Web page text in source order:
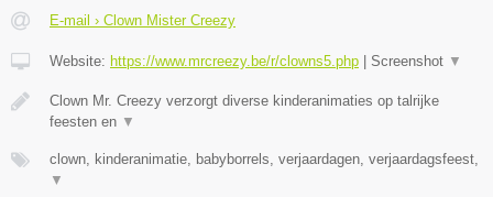
E-mail › Clown Mister Creezy
Website: https://www.mrcreezy.be/r/clowns5.php Screenshot ▼
Clown Mr. Creezy verzorgt diverse kinderanimaties op talrijke
feesten en ▼
clown, kinderanimatie, babyborrels, verjaardagen, verjaardagsfeest,
▼